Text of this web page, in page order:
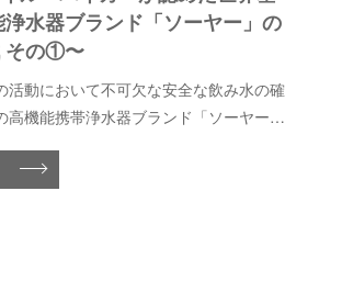
水器ブランド「ソーヤー」の
その①〜
活動において不可欠な安全な飲み水の確
高機能携帯浄水器ブランド「ソーヤー」
ンバーから話を聞きました。